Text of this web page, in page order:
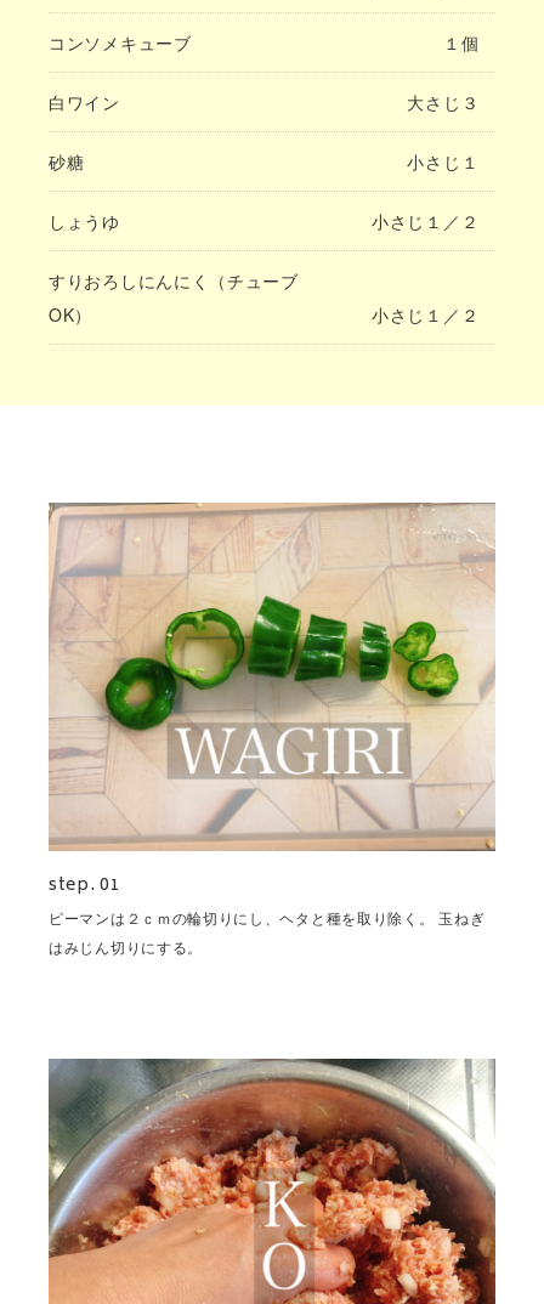
コンソメキューブ １個
白ワイン 大さじ３
砂糖 小さじ１
しょうゆ 小さじ１／２
すりおろしにんにく（チューブ
OK）
小さじ１／２
step. 01
ピーマンは２ｃｍの輪切りにし、ヘタと種を取り除く。 玉ねぎ
はみじん切りにする。